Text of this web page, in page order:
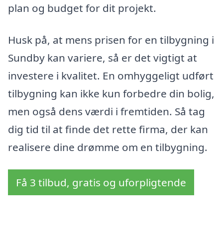
plan og budget for dit projekt.
Husk på, at mens prisen for en tilbygning i
Sundby kan variere, så er det vigtigt at
investere i kvalitet. En omhyggeligt udført
tilbygning kan ikke kun forbedre din bolig,
men også dens værdi i fremtiden. Så tag
dig tid til at finde det rette firma, der kan
realisere dine drømme om en tilbygning.
Få 3 tilbud, gratis og uforpligtende